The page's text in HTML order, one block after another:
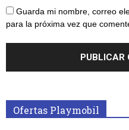
Guarda mi nombre, correo
para la próxima vez que
Ofertas Playmobil